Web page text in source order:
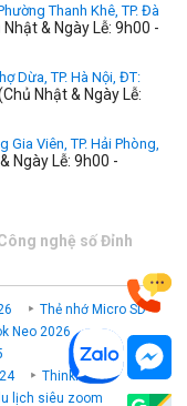
Thanh Khê, TP. Đà
& Ngày Lễ: 9h00 -
Dừa, TP. Hà Nội, ĐT:
Nhật & Ngày Lễ:
Gia Viên, TP. Hải Phòng,
Ngày Lễ: 9h00 -
nghệ số Đỉnh
Thẻ nhớ Micro SD
Neo 2026
ThinkPad P
lịch siêu zoom